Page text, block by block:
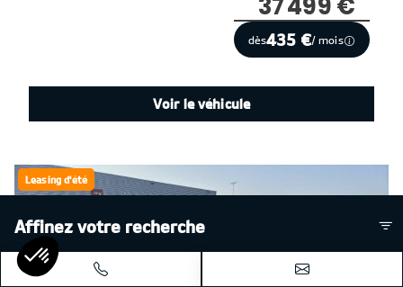
Affinez votre recherche
37 499 €
dès435 €/ mois
Voir le véhicule
Leasing d'été